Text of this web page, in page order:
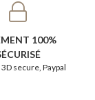
100%
3D secure, Paypal